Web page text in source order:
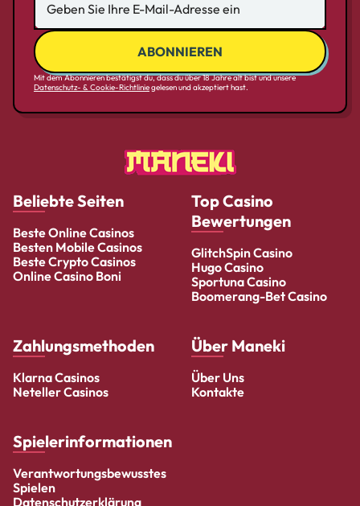
Mit dem Abonnieren bestätigst du, dass du über 18 Jahre alt bist und unsere
Datenschutz- & Cookie-Richtliniegelesen und akzeptiert hast.
Beliebte Seiten
Beste Online Casinos
Besten Mobile Casinos
Beste Crypto Casinos
Online Casino Boni
Top Casino
Bewertungen
GlitchSpin Casino
Hugo Casino
Sportuna Casino
Boomerang-Bet Casino
Zahlungsmethoden
Klarna Casinos
Neteller Casinos
Über Maneki
Über Uns
Kontakte
Spielerinformationen
Verantwortungsbewusstes
Spielen
Datenschutzerklärung